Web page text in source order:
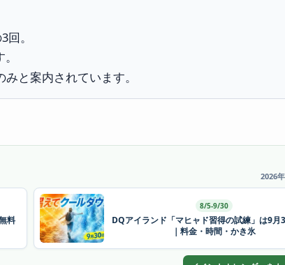
。
と案内されています。
2026
料
8/5-9/30
DQアイランド「マヒャド習得の試練」は9月
｜料金・時間・かき氷